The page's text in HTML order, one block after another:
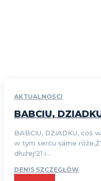
AKTUALNOŚCI
BABCIU,
BABCIU, DZIADKU, coś
w tym sercu same
dłużej!21 i...
DENIS SZCZEGŁÓW